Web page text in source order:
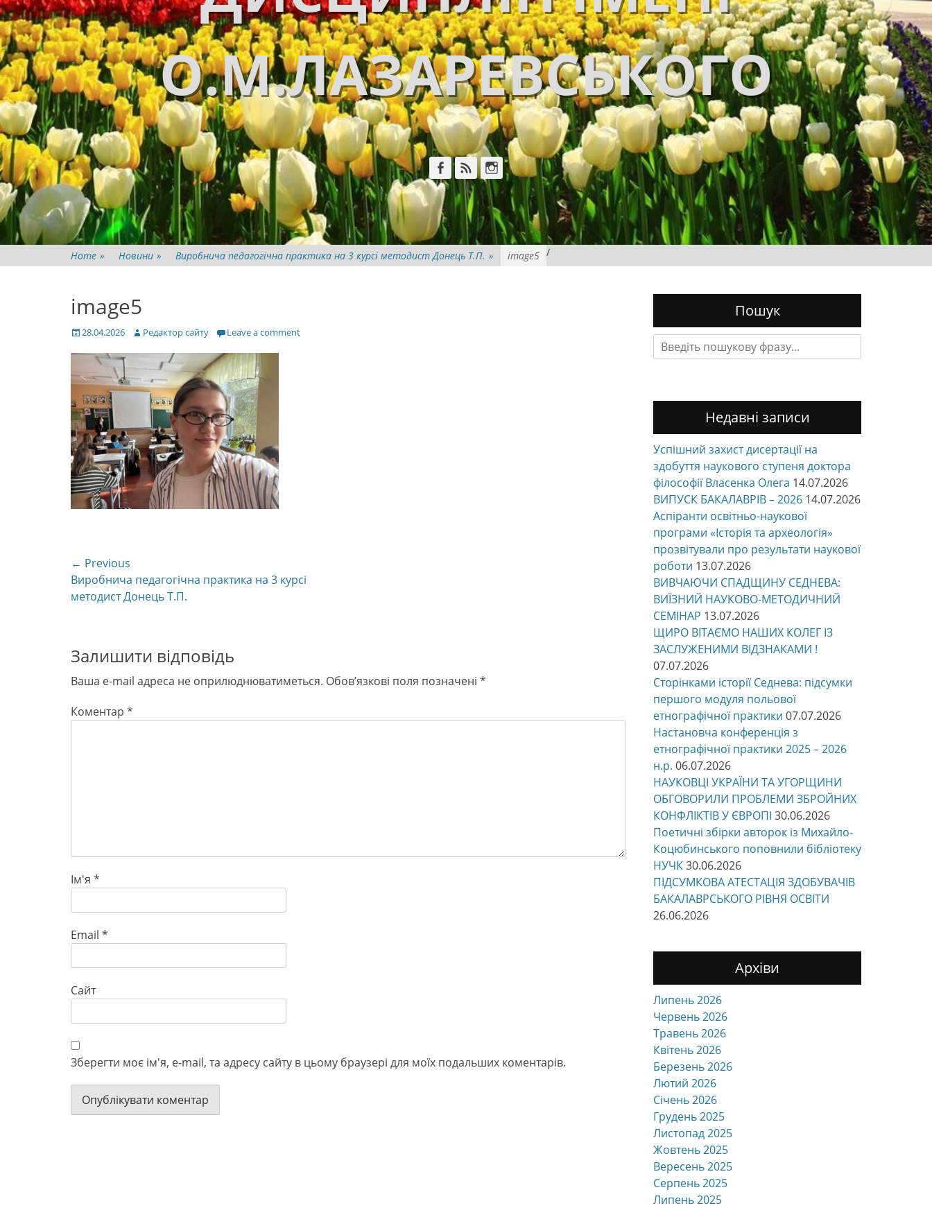
О.М.ЛАЗАРЕВСЬКОГО
Facebook
Feed Instagram
Home » Новини » /
Виробнича педагогічна практика на 3 курсі методист Донець Т.П. » image5
image5
Posted
28.04.2026 Author
Редактор сайту Leave a comment
Навігація
записів
← Previous
Previous
post:
Виробнича педагогічна практика на 3 курсі
методист Донець Т.П.
Залишити відповідь
Ваша e-mail адреса не оприлюднюватиметься. Обов’язкові поля позначені *
Коментар *
Ім'я *
Email *
Сайт
Зберегти моє ім'я, e-mail, та адресу сайту в цьому браузері для моїх подальших коментарів.
Пошук
Search
for:
Недавні записи
Успішний захист дисертації на
здобуття наукового ступеня доктора
філософії Власенка Олега 14.07.2026
ВИПУСК БАКАЛАВРІВ – 2026 14.07.2026
Аспіранти освітньо-наукової
програми «Історія та археологія»
прозвітували про результати наукової
роботи 13.07.2026
ВИВЧАЮЧИ СПАДЩИНУ СЕДНЕВА:
ВИЇЗНИЙ НАУКОВО-МЕТОДИЧНИЙ
СЕМІНАР 13.07.2026
ЩИРО ВІТАЄМО НАШИХ КОЛЕГ ІЗ
ЗАСЛУЖЕНИМИ ВІДЗНАКАМИ !
07.07.2026
Сторінками історії Седнева: підсумки
першого модуля польової
етнографічної практики 07.07.2026
Настановча конференція з
етнографічної практики 2025 – 2026
н.р. 06.07.2026
НАУКОВЦІ УКРАЇНИ ТА УГОРЩИНИ
ОБГОВОРИЛИ ПРОБЛЕМИ ЗБРОЙНИХ
КОНФЛІКТІВ У ЄВРОПІ 30.06.2026
Поетичні збірки авторок із Михайло-
Коцюбинського поповнили бібліотеку
НУЧК30.06.2026
ПІДСУМКОВА АТЕСТАЦІЯ ЗДОБУВАЧІВ
БАКАЛАВРСЬКОГО РІВНЯ ОСВІТИ
26.06.2026
Архіви
Липень 2026
Червень 2026
Травень 2026
Квітень 2026
Березень 2026
Лютий 2026
Січень 2026
Грудень 2025
Листопад 2025
Жовтень 2025
Вересень 2025
Серпень 2025
Липень 2025